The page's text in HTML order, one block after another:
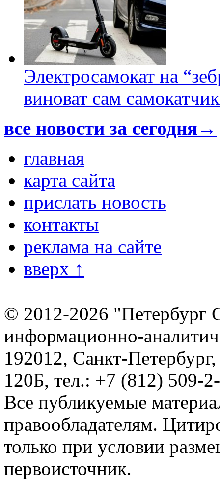
Электросамокат на
виноват сам самокатчик
все новости за сегодня→
главная
карта сайта
прислать новость
контакты
реклама на сайте
вверх ↑
© 2012-2026 "Петербург
информационно-
192012, Санкт-
120Б, тел.: +7 (812) 509-
Все публикуемые
правообладателям.
только при условии
первоисточник.